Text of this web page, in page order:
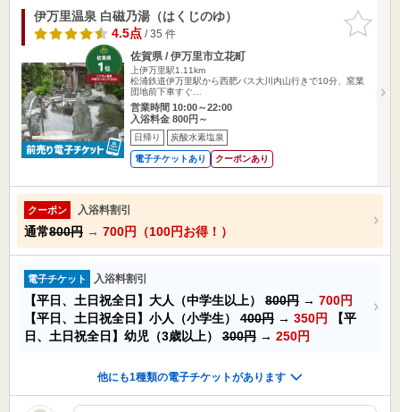
お気に入
りに追加
伊万里温泉 白磁乃湯（はくじのゆ）
4.5点/ 35 件
佐賀県 / 伊万里市立花町
上伊万里駅1.11km
松浦鉄道伊万里駅から西肥バス大川内山行きで10分、窯業
団地前下車すぐ…
営業時間 10:00～22:00
入浴料金 800円～
日帰り 炭酸水素塩泉
電子チケットあり クーポンあり
クーポン 入浴料割引
通常800円 → 700円（100円お得！）
電子チケット 入浴料割引
【平日、土日祝全日】大人（中学生以上） 800円 → 700円
【平日、土日祝全日】小人（小学生） 400円 → 350円
【平
日、土日祝全日】幼児（3歳以上） 300円 → 250円
他にも1種類の電子チケットがあります